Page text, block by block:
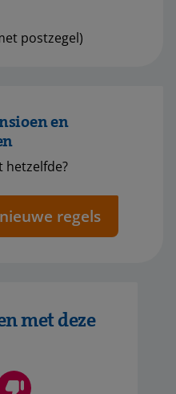
postzegel)
en
hetzelfde?
regels
met deze